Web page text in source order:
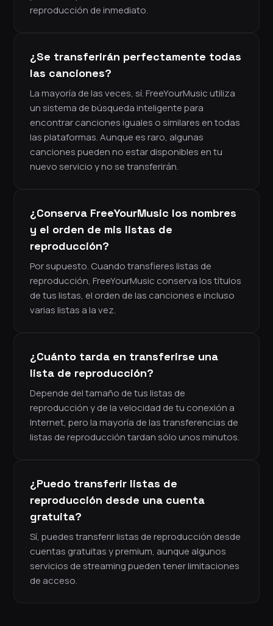
reproducción de inmediato.
¿Se transferirán perfectamente todas
las canciones?
La mayoría de las veces, sí. FreeYourMusic utiliza
un sistema de búsqueda inteligente para
encontrar canciones iguales o similares en todas
las plataformas. Aunque es raro, algunas
canciones pueden no estar disponibles en tu
nuevo servicio y no se transferirán.
¿Conserva FreeYourMusic los nombres
y el orden de mis listas de
reproducción?
Por supuesto. Cuando transfieres listas de
reproducción, FreeYourMusic conserva los títulos
de tus listas, el orden de las canciones e incluso
varias listas a la vez.
¿Cuánto tarda en transferirse una
lista de reproducción?
Depende del tamaño de tus listas de
reproducción y de la velocidad de tu conexión a
Internet, pero la mayoría de las transferencias de
listas de reproducción tardan sólo unos minutos.
¿Puedo transferir listas de
reproducción desde una cuenta
gratuita?
Sí, puedes transferir listas de reproducción desde
cuentas gratuitas y premium, aunque algunos
servicios de streaming pueden tener limitaciones
de acceso.